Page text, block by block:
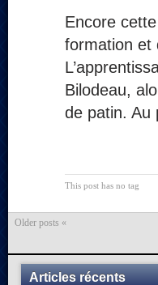
Encore
formation et
Bilodeau,
de patin.
This post has no tag
Older posts «
Articles récents